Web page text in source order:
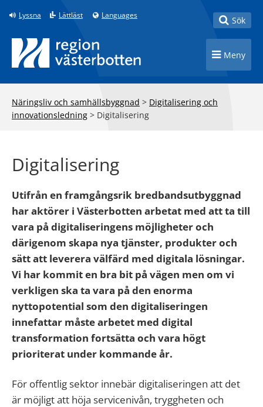
Till innehåll på sidan
Lyssna Lättläst Languages Toggle
Sök
Toggle
Meny
Näringsliv och samhällsbyggnad > Digitalisering och
innovationsledning > Digitalisering
Digitalisering
Utifrån en framgångsrik bredbandsutbyggnad
har aktörer i Västerbotten arbetat med att ta till
vara på digitaliseringens möjligheter och
därigenom skapa nya tjänster, produkter och
sätt att leverera välfärd med digitala lösningar.
Vi har kommit en bra bit på vägen men om vi
verkligen ska ta vara på den enorma
nyttopotential som den digitaliseringen
innefattar måste arbetet med digital
transformation fortsätta och vara högt
prioriterat under kommande år.
För offentlig sektor innebär digitaliseringen att det
är möjligt att höja servicenivån, tryggheten och